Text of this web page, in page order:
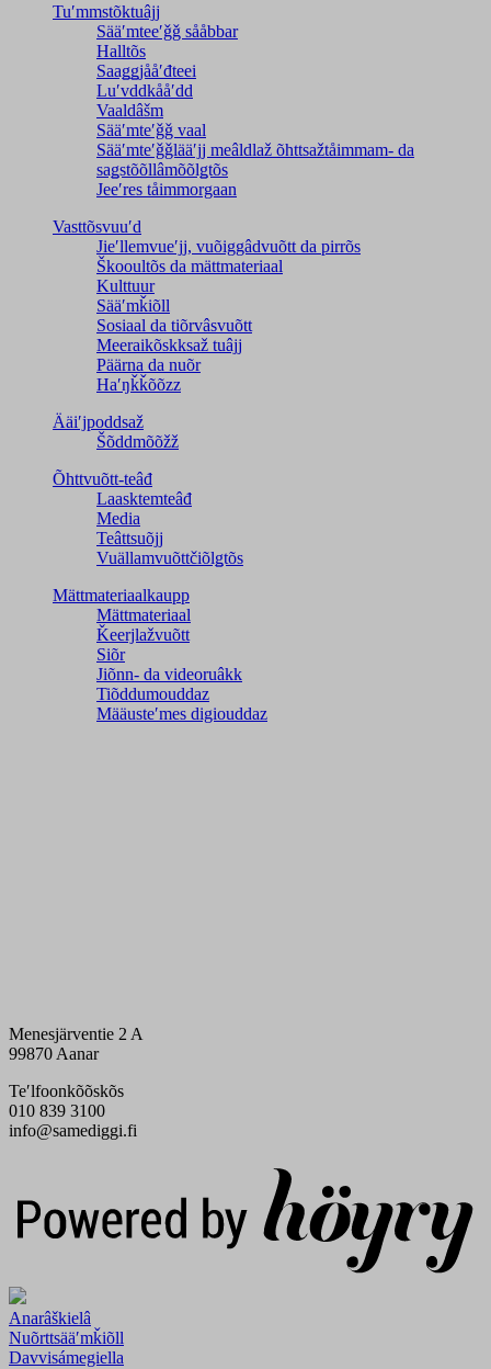
Tuʹmmstõktuâjj
Sääʹmteeʹǧǧ sååbbar
Halltõs
Saaǥǥjååʹđteei
Luʹvddkååʹdd
Vaaldâšm
Sääʹmteʹǧǧ vaal
Sääʹmteʹǧǧlääʹjj meâldlaž õhttsažtåimmam- da
saǥstõõllâmõõlǥtõs
Jeeʹres tåimmorgaan
Vasttõsvuuʹd
Jieʹllemvueʹjj, vuõiggâdvuõtt da pirrõs
Škooultõs da mättmateriaal
Kulttuur
Sääʹmǩiõll
Sosiaal da tiõrvâsvuõtt
Meeraikõskksaž tuâjj
Päärna da nuõr
Haʹŋǩǩõõzz
Ääiʹjpoddsaž
Šõddmõõžž
Õhttvuõtt-teâđ
Laasktemteâđ
Media
Teâttsuõjj
Vuällamvuõttčiõlǥtõs
Mättmateriaalkaupp
Mättmateriaal
Ǩeerjlažvuõtt
Siõr
Jiõnn- da videoruâkk
Tiõddumouddaz
Määusteʹmes digiouddaz
Menesjärventie 2 A
99870 Aanar
Teʹlfoonkõõskõs
010 839 3100
info@samediggi.fi
Anarâškielâ
Nuõrttsääʹmǩiõll
Davvisámegiella